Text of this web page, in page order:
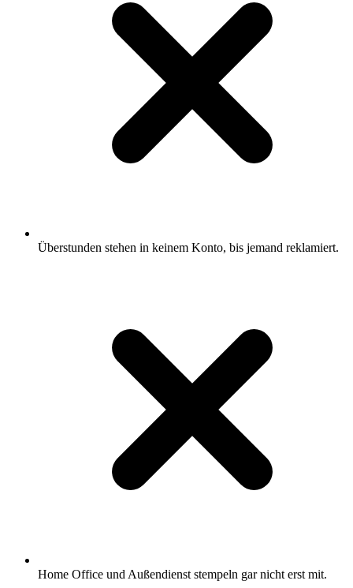
Überstunden stehen in keinem Konto, bis jemand reklamiert.
Home Office und Außendienst stempeln gar nicht erst mit.